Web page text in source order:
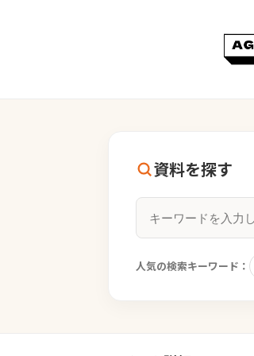
資料を探す
人気の検索キーワード：